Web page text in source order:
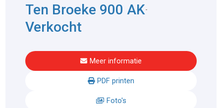
Ten Broeke 900 AK-
Verkocht
Meer informatie
PDF printen
Foto's